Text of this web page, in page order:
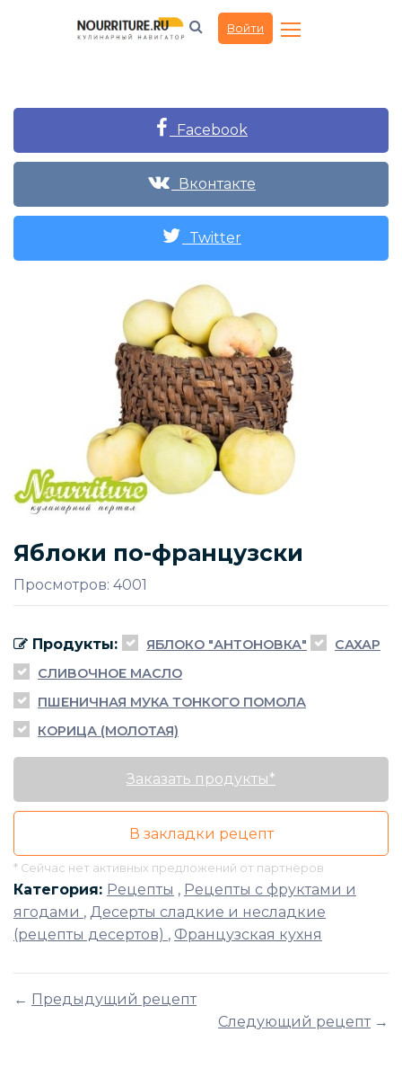
Войти
Facebook
Вконтакте
Twitter
Яблоки по-французски
Просмотров: 4001
Продукты: ЯБЛОКО "АНТОНОВКА"
САХАР
СЛИВОЧНОЕ МАСЛО
ПШЕНИЧНАЯ МУКА ТОНКОГО ПОМОЛА
КОРИЦА (МОЛОТАЯ)
Заказать продукты*
В закладки рецепт
* Сейчас нет активных предложений от партнёров
Категория: Рецепты , Рецепты с фруктами и
ягодами , Десерты сладкие и несладкие
(рецепты десертов) , Французская кухня
← Предыдущий рецепт
Следующий рецепт→